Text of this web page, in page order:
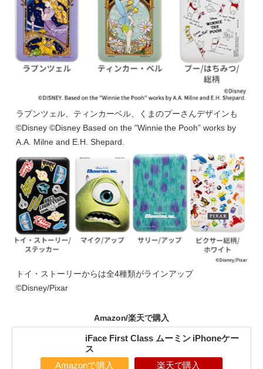
ラプンツェル、ティンカーベル、くまのプーさんデザインも
©Disney ©Disney Based on the "Winnie the Pooh” works by
A.A. Milne and E.H. Shepard.
トイ・ストーリーからは全4種類がラインアップ
©Disney/Pixar
Amazon/楽天で購入
iFace First Class ムーミン iPhoneケー
ス
Amazonで購入 楽天で購入